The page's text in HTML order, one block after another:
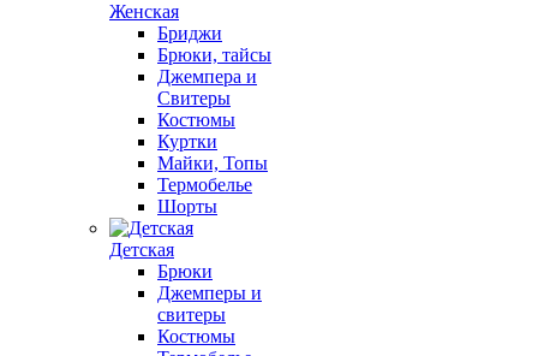
Женская
Бриджи
Брюки, тайсы
Джемпера и
Свитеры
Костюмы
Куртки
Майки, Топы
Термобелье
Шорты
Детская
Брюки
Джемперы и
свитеры
Костюмы